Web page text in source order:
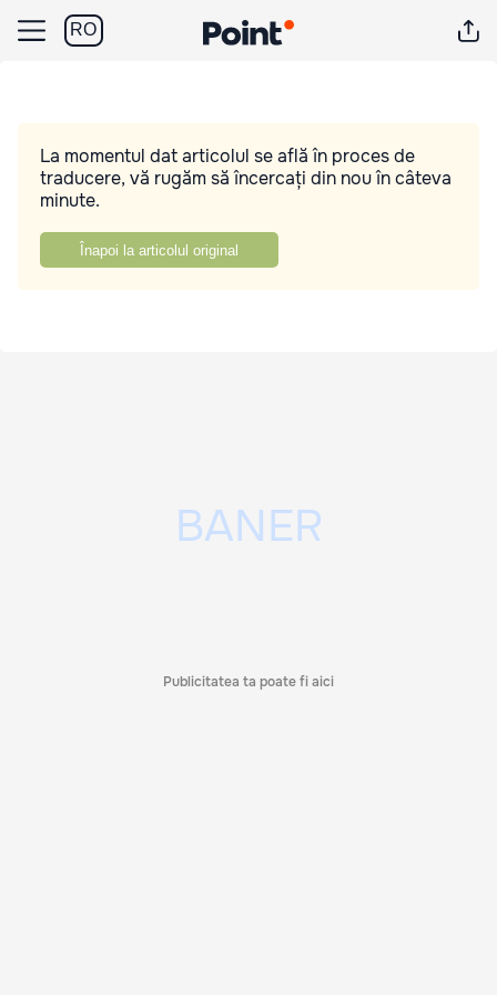
RO
La momentul dat articolul se află în proces de
traducere, vă rugăm să încercați din nou în câteva
minute.
Înapoi la articolul original
Publicitatea ta poate fi aici